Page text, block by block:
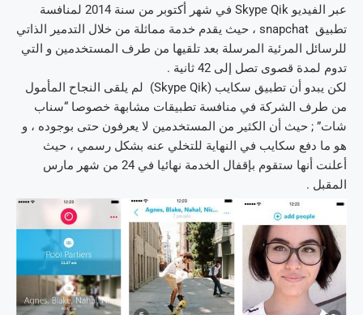
عبر الفيديو Skype Qik في شهر أكتوبر من سنة 2014 لمنافسة
تطبيق snapchat ، حيث يقدم خدمة مماثلة من خلال التدمير الذاتي
للرسائل المرئية المرسلة بعد تلقيها من طرف المستخدمين و التي
تدوم لمدة قصوى تصل إلى 42 ثانية .
لكن يبدو أن تطبيق سكايب (Skype Qik) لم يلقى النجاح المأمول
من طرف الشركة في منافسة تطبيقات مشابهة خصوصا “سناب
شات” ; حيث أن الكثير من المستخدمين لا يعرفون حتى بوجوده ، و
هو ما دفع سكايب في النهاية للتخلي عنه بشكل رسمي ، حيث
أعلنت أنها ستقوم بإقفال الخدمة نهائيا في 24 من شهر مارس
المقبل .